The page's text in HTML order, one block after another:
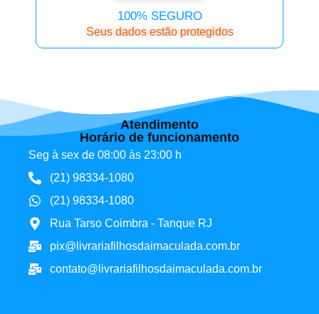
100% SEGURO
Seus dados estão protegidos
Atendimento
Horário de funcionamento
Seg à sex de 08:00 às 23:00 h
(21) 98334-1080
(21) 98334-1080
Rua Tarso Coimbra - Tanque RJ
pix@livrariafilhosdaimaculada.com.br
contato@livrariafilhosdaimaculada.com.br